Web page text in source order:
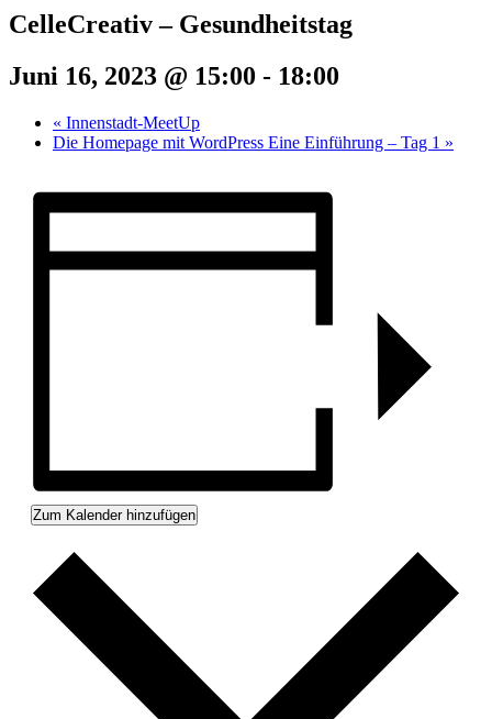
CelleCreativ – Gesundheitstag
Juni 16, 2023 @ 15:00 - 18:00
« Innenstadt-MeetUp
Die Homepage mit WordPress Eine Einführung – Tag 1 »
Zum Kalender hinzufügen